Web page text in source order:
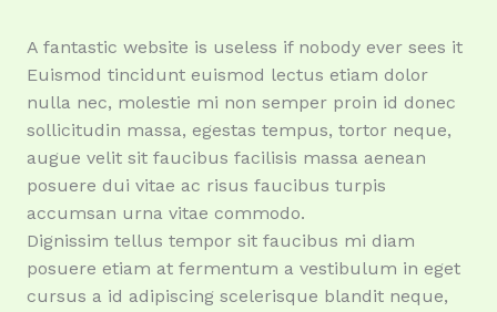
A fantastic website is useless if nobody ever sees it
Euismod tincidunt euismod lectus etiam dolor
nulla nec, molestie mi non semper proin id donec
sollicitudin massa, egestas tempus, tortor neque,
augue velit sit faucibus facilisis massa aenean
posuere dui vitae ac risus faucibus turpis
accumsan urna vitae commodo.
Dignissim tellus tempor sit faucibus mi diam
posuere etiam at fermentum a vestibulum in eget
cursus a id adipiscing scelerisque blandit neque,